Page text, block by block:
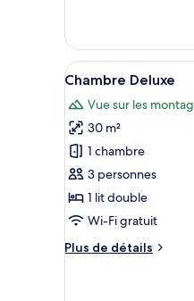
le
type
de
Studio
Afficher
toutes
les
photos
pour
ce
type
de
chambre :
Chambre
6
Chambre Deluxe
Vue sur les
30 m²
1 chambre
3 personnes
1 lit double
Wi-Fi gratuit
Plus de détails
Plus